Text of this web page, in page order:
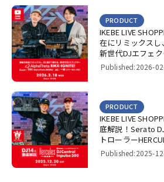
IKEBE LIVE
在にリミックスし
新世代DJエフェ
RMX-IGNITE」！
PRODUCT
Published:2026-
IKEBE LIVE
底解説！Serato
トローラー
Inpulse 500！【
PRODUCT
Published:2025-